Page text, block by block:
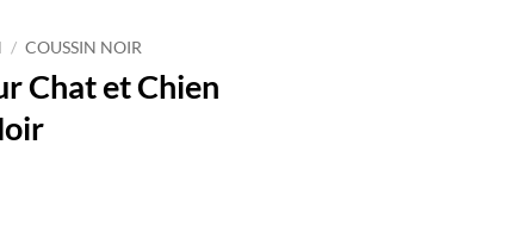
/ COUSSIN NOIR
Chat et Chien